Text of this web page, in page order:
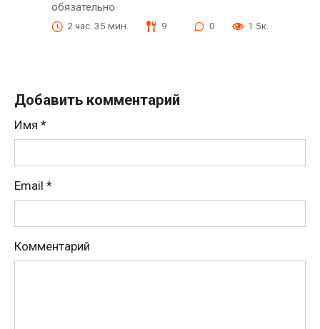
обязательно
2 час. 35 мин. 9 0 1.5к.
Добавить комментарий
Имя *
Email *
Комментарий